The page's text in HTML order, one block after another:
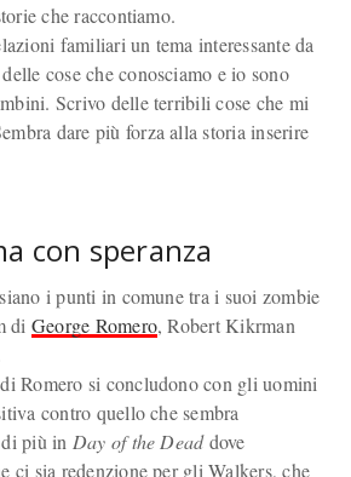
che raccontiamo.
familiari un tema interessante da
cose che conosciamo e io sono
Scrivo delle terribili cose che mi
dare più forza alla storia inserire
con speranza
i punti in comune tra i suoi zombie
di George Romero, Robert Kikrman
Romero si concludono con gli uomini
contro quello che sembra
più in Day of the Deaddove
ci sia redenzione per gli Walkers, che